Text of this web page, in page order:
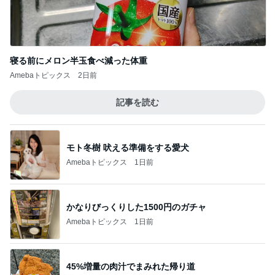
Amebaトピックス 2日前
記事を読む
Amebaトピックス 1日前
かなりびっくりした1500円のガチャ
Amebaトピックス 1日前
45%増量の肉汁でまみれた帰り道
Amebaトピックス 11時間前